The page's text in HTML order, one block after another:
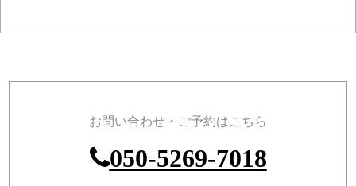
お問い合わせ・ご予約はこちら
050-5269-7018